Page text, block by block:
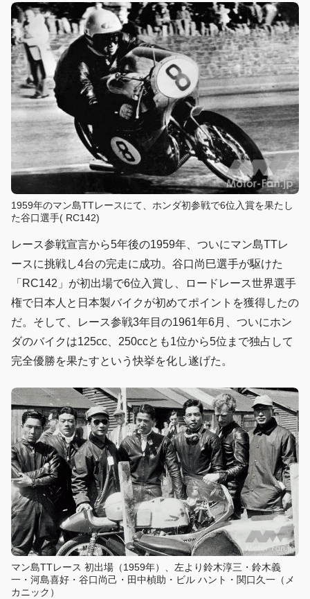
1959年のマン島TTレースにて、ホンダ初参戦で6位入賞を果たし
た谷口選手( RC142)
レース参戦宣言から5年後の1959年、ついにマン島TTレ
ースに挑戦し4台の完走に成功。谷口尚巳選手が駆けた
「RC142」が初出場で6位入賞し、ロードレース世界選手
権で日本人と日本製バイクが初めてポイントを獲得したの
だ。そして、レース参戦3年目の1961年6月、ついにホン
ダのバイクは125cc、250ccとも1位から5位まで独占して
完全優勝を果たすという快挙を化し遂げた。
マン島TTレース 初出場（1959年）、左より鈴木淳三・鈴木義
一・河島喜好・谷口尚己・田中楨助・ビル ハント・関口久一（メ
カニック）